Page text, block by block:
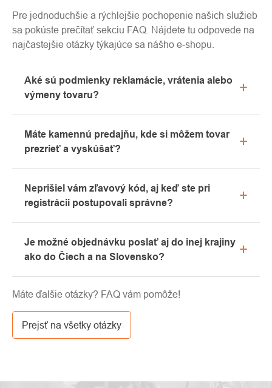
Pre jednoduchšie a rýchlejšie pochopenie našich služieb
sa pokúste prečítať sekciu FAQ. Nájdete tu odpovede na
najčastejšie otázky týkajúce sa nášho e-shopu.
Aké sú podmienky reklamácie, vrátenia alebo
výmeny tovaru?
"Všetko o nákupe" alebo nás kontaktujte e-mailom
alebo telefonicky.
Máte kamennú predajňu, kde si môžem tovar
prezrieť a vyskúšať?
Kolíne. Radi vám tu poradíme s výberom vhodného
vybavenia, ktoré si môžete vyskúšať priamo v
Neprišiel vám zľavový kód, aj keď ste pri
registrácii postupovali správne?
záložku „hromadné“ alebo „SPAM“, veľmi často tu e-
mail s kódom končí. Ak ste aj napriek tomu svoj
info@pavouci.cz.
Je možné objednávku poslať aj do inej krajiny
ako do Čiech a na Slovensko?
cez GLS. Cena tejto dopravy je podľa kalkulácie od
dopravcu.
Máte ďalšie otázky? FAQ vám pomôže!
Prejsť na všetky otázky